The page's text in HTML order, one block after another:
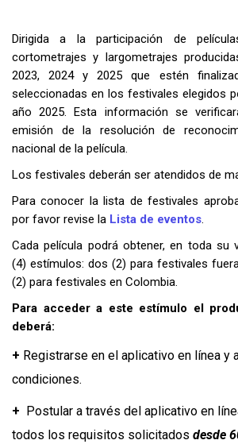
Dirigida a la participación de
cortometrajes y largometrajes
2023, 2024 y 2025 que estén
seleccionadas en los festivales elegidos
año 2025. Esta información se
emisión de la resolución de
nacional de la película.
Los festivales deberán ser atendidos de
Para conocer la lista de festivales
por favor revise la Lista de eventos.
Cada película podrá obtener, en toda su
(4) estímulos: dos (2) para festivales
(2) para festivales en Colombia.
Para acceder a este estímulo el
deberá:
+ Registrarse en el aplicativo en línea y
condiciones.
+
Postular a través del aplicativo en
todos los requisitos solicitados desde